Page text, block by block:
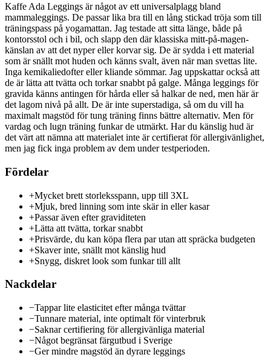
Kaffe Ada Leggings är något av ett universalplagg bland
mammaleggings. De passar lika bra till en lång stickad tröja som till
träningspass på yogamattan. Jag testade att sitta länge, både på
kontorsstol och i bil, och slapp den där klassiska mitt-på-magen-
känslan av att det nyper eller korvar sig. De är sydda i ett material
som är snällt mot huden och känns svalt, även när man svettas lite.
Inga kemikaliedofter eller kliande sömmar. Jag uppskattar också att
de är lätta att tvätta och torkar snabbt på galge. Många leggings för
gravida känns antingen för hårda eller så halkar de ned, men här är
det lagom nivå på allt. De är inte superstadiga, så om du vill ha
maximalt magstöd för tung träning finns bättre alternativ. Men för
vardag och lugn träning funkar de utmärkt. Har du känslig hud är
det värt att nämna att materialet inte är certifierat för allergivänlighet,
men jag fick inga problem av dem under testperioden.
Fördelar
+Mycket brett storleksspann, upp till 3XL
+Mjuk, bred linning som inte skär in eller kasar
+Passar även efter graviditeten
+Lätta att tvätta, torkar snabbt
+Prisvärde, du kan köpa flera par utan att spräcka budgeten
+Skaver inte, snällt mot känslig hud
+Snygg, diskret look som funkar till allt
Nackdelar
−Tappar lite elasticitet efter många tvättar
−Tunnare material, inte optimalt för vinterbruk
−Saknar certifiering för allergivänliga material
−Något begränsat färgutbud i Sverige
−Ger mindre magstöd än dyrare leggings